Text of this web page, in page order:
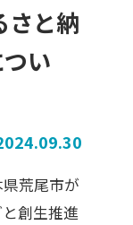
さと納
い
荒尾市が
創生推進